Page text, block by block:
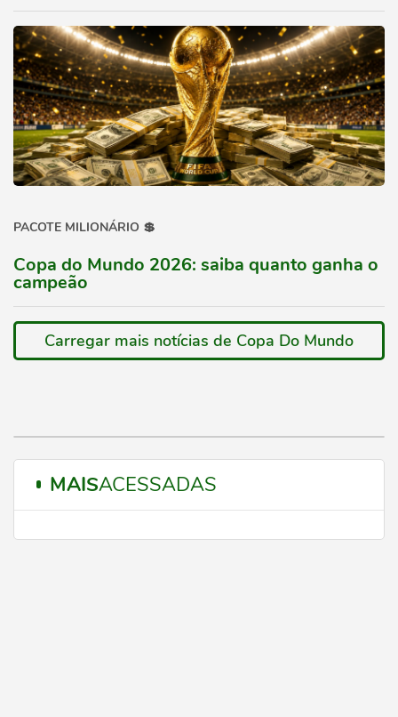
PACOTE MILIONÁRIO 💲
Copa do Mundo 2026: saiba quanto ganha o
campeão
Carregar mais notícias de Copa Do Mundo
MAISACESSADAS